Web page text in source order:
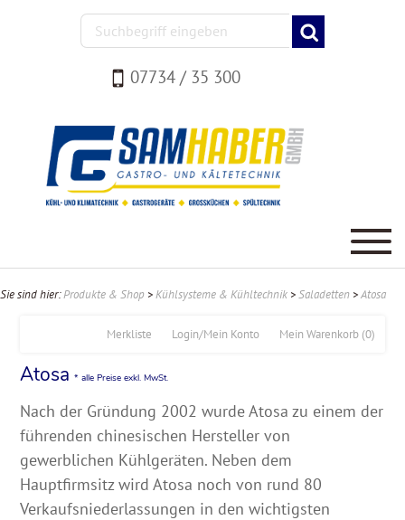
07734 / 35 300
Sie sind hier:Produkte & Shop >Kühlsysteme & Kühltechnik >Saladetten >Atosa
Mein Warenkorb (0)
Login/Mein Konto
Merkliste
Atosa * alle Preise exkl. MwSt.
Nach der Gründung 2002 wurde Atosa zu einem der
führenden chinesischen Hersteller von
gewerblichen Kühlgeräten. Neben dem
Hauptfirmsitz wird Atosa noch von rund 80
Verkaufsniederlassungen in den wichtigsten